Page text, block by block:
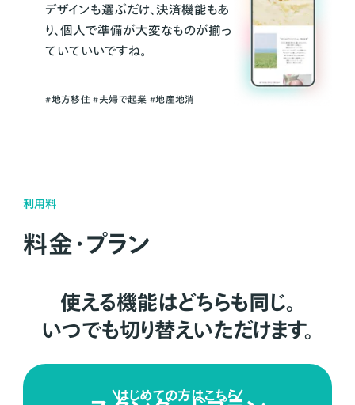
デザインも選ぶだけ、決済機能もあ
り、個人で準備が大変なものが揃っ
ていていいですね。
#地方移住 #夫婦で起業 #地産地消
利用料
料金・プラン
使える機能はどちらも同じ。
いつでも切り替えいただけます。
はじめての方はこちら